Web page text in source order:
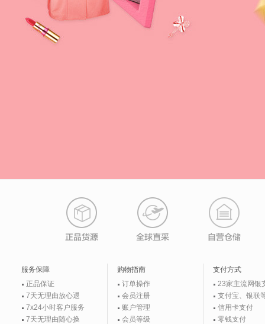
服务保障
正品保证
7天无理由放心退
7x24小时客户服务
7天无理由随心换
购物指南
订单操作
会员注册
账户管理
会员等级
支付方式
23家主流网银
支付宝、银联
信用卡支付
零钱支付